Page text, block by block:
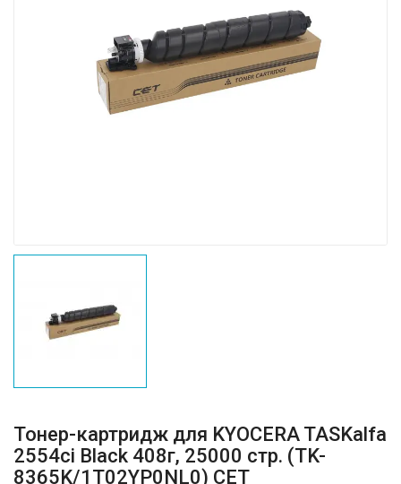
Тонер-картридж для KYOCERA TASKalfa
2554ci Black 408г, 25000 стр. (TK-
8365K/1T02YP0NL0) CET